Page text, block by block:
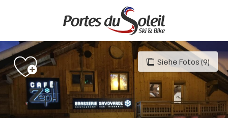
principal
Siehe Fotos (9)